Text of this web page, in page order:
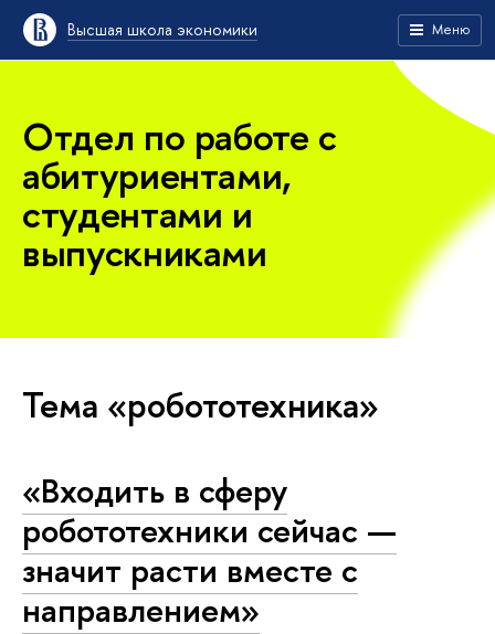
Высшая школа экономики Меню
Отдел по работе с
абитуриентами,
студентами и
выпускниками
Тема «робототехника»
«Входить в сферу
робототехники сейчас —
значит расти вместе с
направлением»